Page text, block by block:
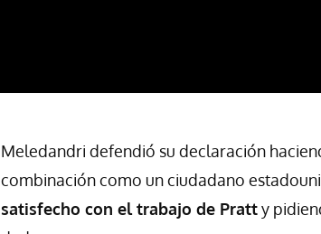
Meledandri defendió su declaración
combinación como un ciudadano
satisfecho con el trabajo de Pratty